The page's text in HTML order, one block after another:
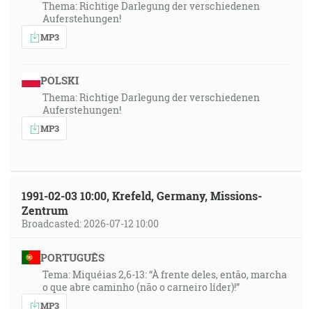
Thema: Richtige Darlegung der verschiedenen
Auferstehungen!
MP3
POLSKI
Thema: Richtige Darlegung der verschiedenen
Auferstehungen!
MP3
1991-02-03 10:00, Krefeld, Germany, Missions-
Zentrum
Broadcasted: 2026-07-12 10:00
PORTUGUÊS
Tema: Miquéias 2,6-13: “À frente deles, então, marcha
o que abre caminho (não o carneiro líder)!”
MP3